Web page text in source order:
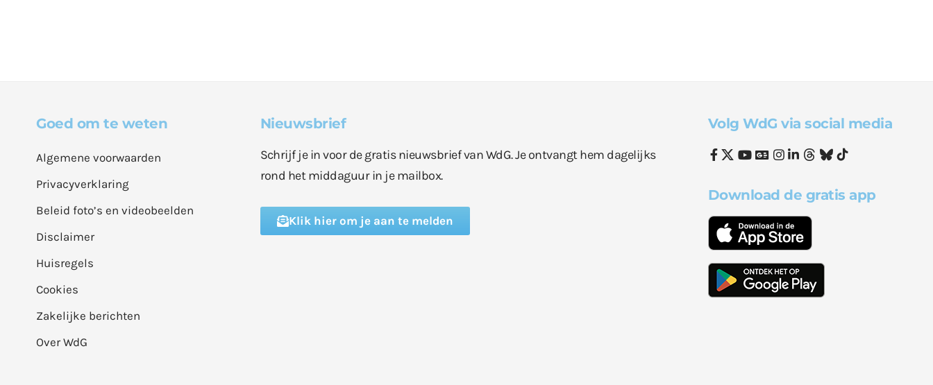
Goed om te weten
Algemene voorwaarden
Privacyverklaring
Beleid foto’s en videobeelden
Disclaimer
Huisregels
Cookies
Zakelijke berichten
Over WdG
Nieuwsbrief
Schrijf je in voor de gratis nieuwsbrief van WdG. Je ontvangt hem dagelijks
rond het middaguur in je mailbox.
Klik hier om je aan te melden
Volg WdG via social media
Download de gratis app